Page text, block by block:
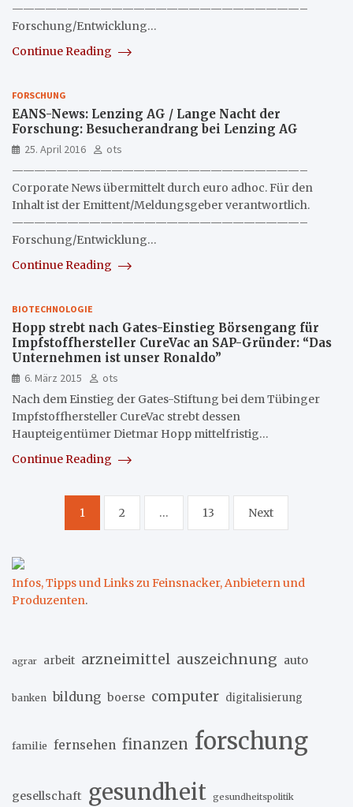
——————————————————————————–
Forschung/Entwicklung…
Continue Reading
FORSCHUNG
EANS-News: Lenzing AG / Lange Nacht der
Forschung: Besucherandrang bei Lenzing AG
25. April 2016
ots
——————————————————————————–
Corporate News übermittelt durch euro adhoc. Für den
Inhalt ist der Emittent/Meldungsgeber verantwortlich.
——————————————————————————–
Forschung/Entwicklung…
Continue Reading
BIOTECHNOLOGIE
Hopp strebt nach Gates-Einstieg Börsengang für
Impfstoffhersteller CureVac an SAP-Gründer: “Das
Unternehmen ist unser Ronaldo”
6. März 2015
ots
Nach dem Einstieg der Gates-Stiftung bei dem Tübinger
Impfstoffhersteller CureVac strebt dessen
Haupteigentümer Dietmar Hopp mittelfristig…
Continue Reading
Seitennummerierung
Beiträge
1 2 … 13 Next
Infos, Tipps und Links zu Feinsnacker, Anbietern und
Produzenten.
agrar arbeit arzneimittel auszeichnung auto
banken bildung boerse computer digitalisierung
familie fernsehen finanzen forschung
gesellschaft gesundheit gesundheitspolitik